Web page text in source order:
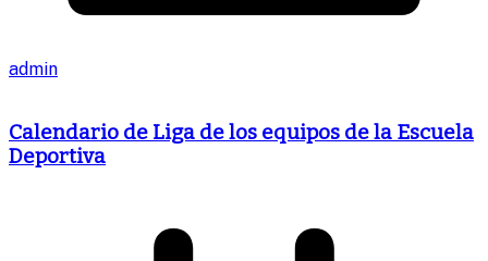
admin
Calendario de Liga de los equipos de la Escuela
Deportiva